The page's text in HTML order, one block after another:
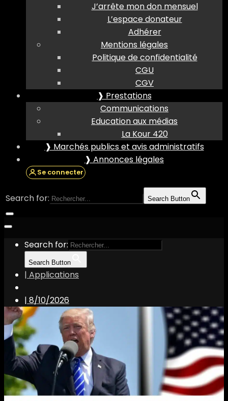
J’arrête mon don mensuel
L’espace donateur
Adhérer
Mentions légales
Politique de confidentialité
CGU
CGV
❱ Prestations
Communications
Education aux médias
La Kour 420
❱ Marchés publics et avis administratifs
❱ Annonces légales
Se connecter
Search for: Search Button
Search for:
Search Button
| Applications
| 8/10/2026